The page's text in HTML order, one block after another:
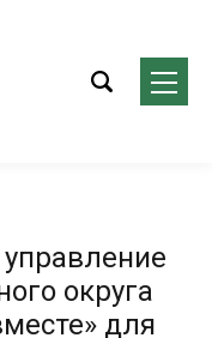
округа
для